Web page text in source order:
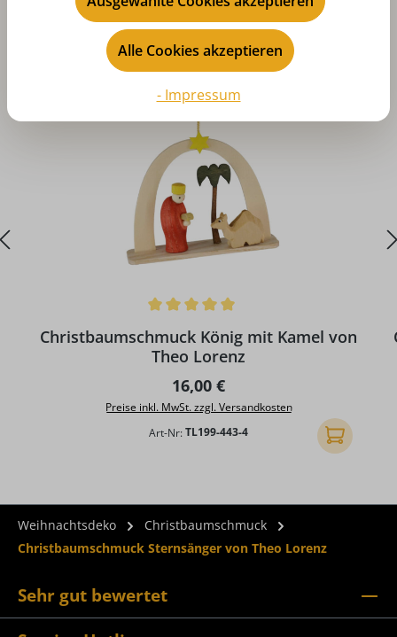
Produktgalerie überspringen
Das könnte Ihnen auch gefallen
Christbaumschmuck König mit Kamel von
Theo Lorenz
Regulärer Preis:
16,00 €
Preise inkl. MwSt. zzgl. Versandkosten
Art-Nr:TL199-443-4 In den
Weihnachtsdeko
Christbaumschmuck
Christbaumschmuck Sternsänger von Theo Lorenz
Sehr gut bewertet
Alle Cookies akzeptieren
- Impressum